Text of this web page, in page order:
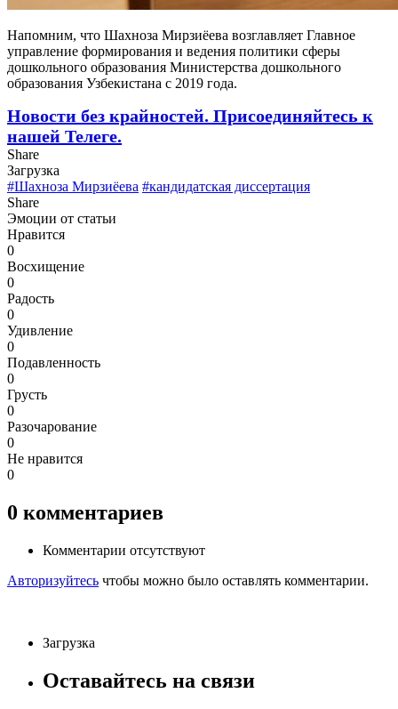
Напомним, что Шахноза Мирзиёева возглавляет Главное
управление формирования и ведения политики сферы
дошкольного образования Министерства дошкольного
образования Узбекистана с 2019 года.
Новости без крайностей. Присоединяйтесь к
нашей Телеге.
Share
Загрузка
#Шахноза Мирзиёева #кандидатская диссертация
Share
Эмоции от статьи
Нравится
0
Восхищение
0
Радость
0
Удивление
0
Подавленность
0
Грусть
0
Разочарование
0
Не нравится
0
0 комментариев
Комментарии отсутствуют
Авторизуйтесь чтобы можно было оставлять комментарии.
Загрузка
Оставайтесь на связи